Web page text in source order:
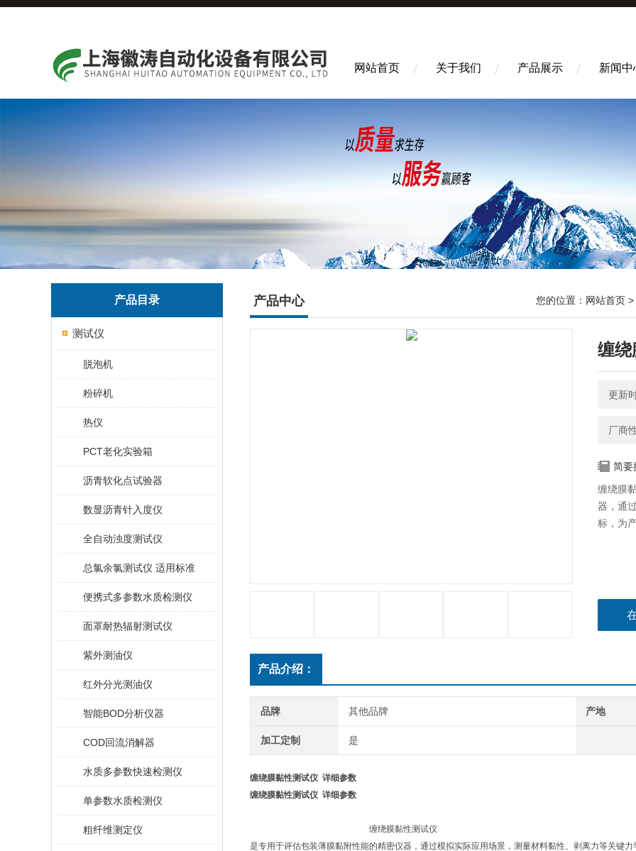
网站首页 关于我们 产品展示 新闻中
产品目录
测试仪
脱泡机
粉碎机
热仪
PCT老化实验箱
沥青软化点试验器
数显沥青针入度仪
全自动浊度测试仪
总氯余氯测试仪 适用标准
便携式多参数水质检测仪
面罩耐热辐射测试仪
紫外测油仪
红外分光测油仪
智能BOD分析仪器
COD回流消解器
水质多参数快速检测仪
单参数水质检测仪
粗纤维测定仪
产品中心 您的位置： 网站首页 >
缠绕
更新
厂商
简要
缠绕膜
器，通
标，为
产品介绍：
品牌 其他品牌 产地
加工定制 是
缠绕膜黏性测试仪 详细参数
缠绕膜黏性测试仪 详细参数
缠绕膜黏性测试仪
是专用于评估包装薄膜黏附性能的精密仪器，通过模拟实际应用场景，测量材料黏性、剥离力等关键力